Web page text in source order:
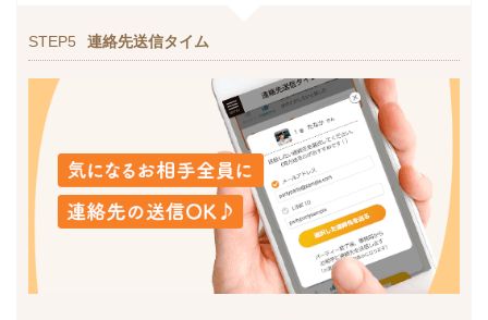
STEP5 連絡先送信タイム